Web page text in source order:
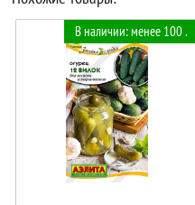
В наличии: менее 100 .